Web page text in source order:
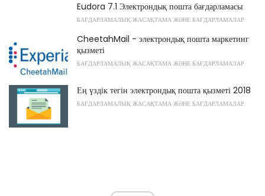
Eudora 7.1 Электрондық пошта бағдарламасы
БАҒДАРЛАМАЛЫҚ ЖАСАҚТАМА ЖӘНЕ БАҒДАРЛАМАЛАР
CheetahMail - электрондық пошта маркетинг
қызметі
БАҒДАРЛАМАЛЫҚ ЖАСАҚТАМА ЖӘНЕ БАҒДАРЛАМАЛАР
Ең үздік тегін электрондық пошта қызметі 2018
БАҒДАРЛАМАЛЫҚ ЖАСАҚТАМА ЖӘНЕ БАҒДАРЛАМАЛАР